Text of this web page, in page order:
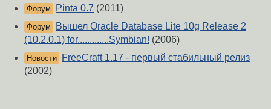
Форум Pinta 0.7 (2011)
Форум
Вышел Oracle Database Lite 10g Release 2
(10.2.0.1) for.............Symbian! (2006)
Новости
FreeCraft 1.17 - первый стабильный релиз
(2002)